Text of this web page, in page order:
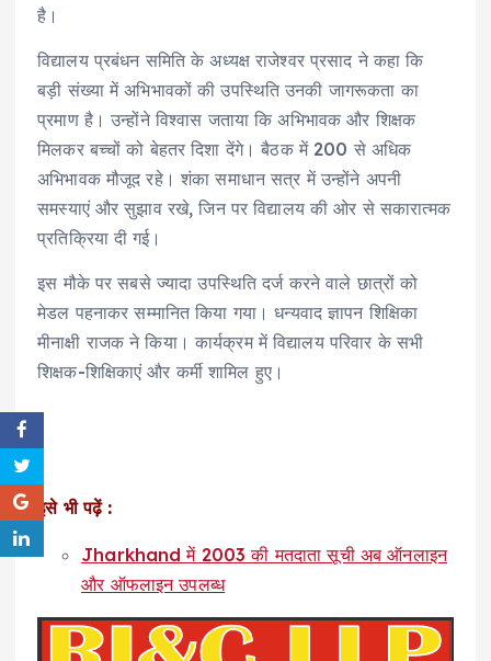
है।
विद्यालय प्रबंधन समिति के अध्यक्ष राजेश्वर प्रसाद ने कहा कि
बड़ी संख्या में अभिभावकों की उपस्थिति उनकी जागरूकता का
प्रमाण है। उन्होंने विश्वास जताया कि अभिभावक और शिक्षक
मिलकर बच्चों को बेहतर दिशा देंगे। बैठक में 200 से अधिक
अभिभावक मौजूद रहे। शंका समाधान सत्र में उन्होंने अपनी
समस्याएं और सुझाव रखे, जिन पर विद्यालय की ओर से सकारात्मक
प्रतिक्रिया दी गई।
इस मौके पर सबसे ज्यादा उपस्थिति दर्ज करने वाले छात्रों को
मेडल पहनाकर सम्मानित किया गया। धन्यवाद ज्ञापन शिक्षिका
मीनाक्षी राजक ने किया। कार्यक्रम में विद्यालय परिवार के सभी
शिक्षक-शिक्षिकाएं और कर्मी शामिल हुए।
इसे भी पढ़ें :
Jharkhand में 2003 की मतदाता सूची अब ऑनलाइन
और ऑफलाइन उपलब्ध